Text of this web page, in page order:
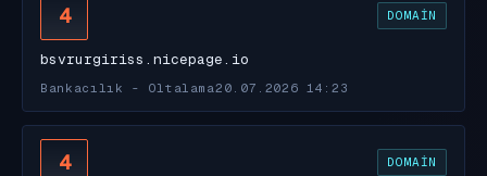
4 DOMAIN
bsvrurgiriss.nicepage.io
Bankacılık - Oltalama20.07.2026 14:23
4 DOMAIN